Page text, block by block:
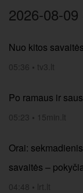
2026-08-
Nuo kitos
05:36 • tv3.lt
Po ramaus ir
05:23 • 15min.lt
Orai:
savaitės –
04:48 • lrt.lt